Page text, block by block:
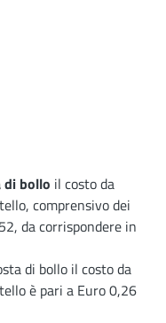
di bollo il costo da
comprensivo dei
da corrispondere in
di bollo il costo da
è pari a Euro 0,26